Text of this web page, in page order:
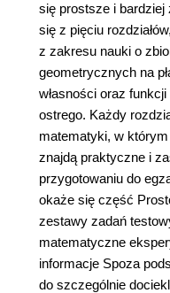
się prostsze i bardziej
się z pięciu
z zakresu nauki o
geometrycznych na
własności oraz
ostrego. Każdy
matematyki, w
znajdą praktyczne i
przygotowaniu do
okaże się część
zestawy zadań
matematyczne
informacje Spoza
do szczególnie